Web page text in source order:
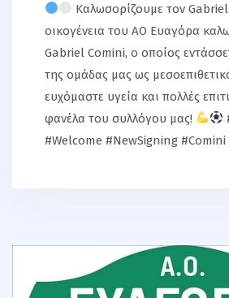
Καλωσορίζουμε τον
οικογένεια του ΑΟ Ευαγόρα
Gabriel Comini, ο οποίος
της ομάδας μας ως
ευχόμαστε υγεία και πολλές
φανέλα του συλλόγου μας!
#Welcome #NewSigning #Comini